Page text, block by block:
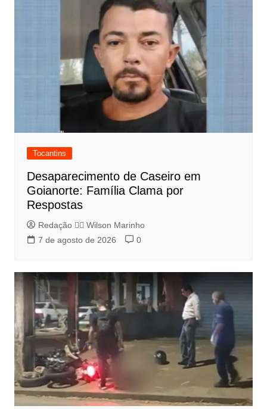
Tocantins
Desaparecimento de Caseiro em
Goianorte: Família Clama por
Respostas
Redação 👨‍⚖️​ Wilson Marinho
7 de agosto de 2026
0